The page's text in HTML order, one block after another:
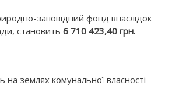
заповідний фонд внаслідок
становить 6 710 423,40 грн.
землях комунальної власності